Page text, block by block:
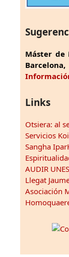
Máster de
Links
Otsiera: al
Servicios
Sangha
AUDIR
Llegat
Asociación